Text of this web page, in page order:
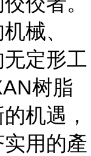
械、
定形工
树脂
机遇，
用的產